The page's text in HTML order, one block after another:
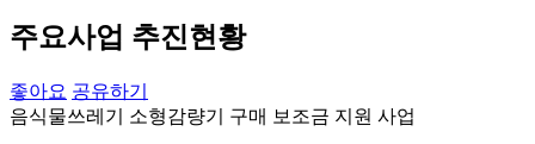
주요사업 추진현황
좋아요 공유하기
음식물쓰레기 소형감량기 구매 보조금 지원 사업